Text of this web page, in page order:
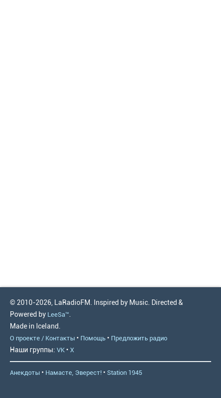
© 2010-2026, LaRadioFM. Inspired by Music. Directed &
Powered by LeeSa™.
Made in Iceland.
О проекте / Контакты • Помощь • Предложить радио
Наши группы: VK • X
Анекдоты • Намасте, Эверест! • Station 1945